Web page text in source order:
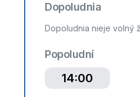
Dopoludnia
Dopoludnia nieje volný
Popoludní
14:00